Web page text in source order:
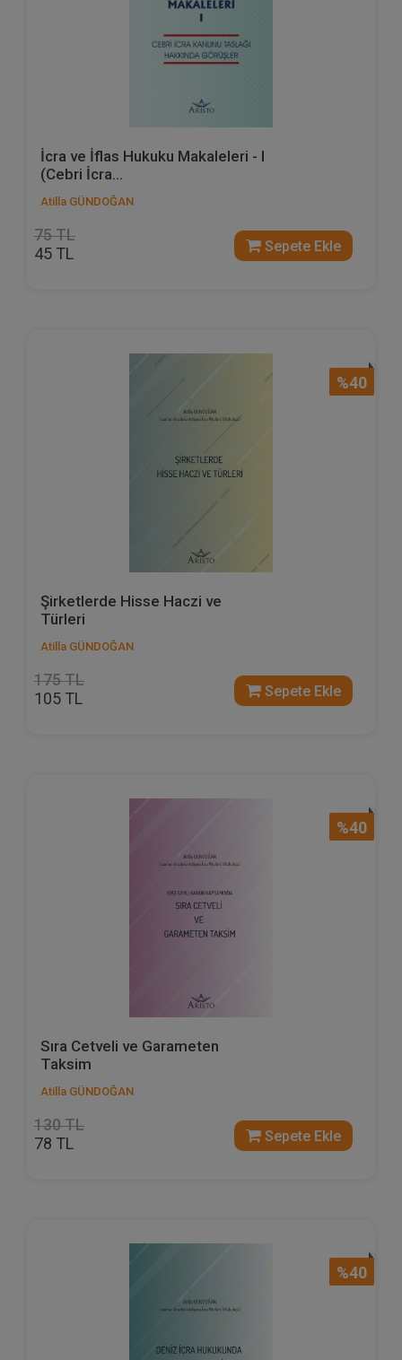
İcra ve İflas Hukuku Makaleleri - I
(Cebri İcra...
Atilla GÜNDOĞAN
75 TL
45 TL Sepete Ekle
%40
Şirketlerde Hisse Haczi ve
Türleri
Atilla GÜNDOĞAN
175 TL
105 TL Sepete Ekle
%40
Sıra Cetveli ve Garameten
Taksim
Atilla GÜNDOĞAN
130 TL
78 TL Sepete Ekle
%40